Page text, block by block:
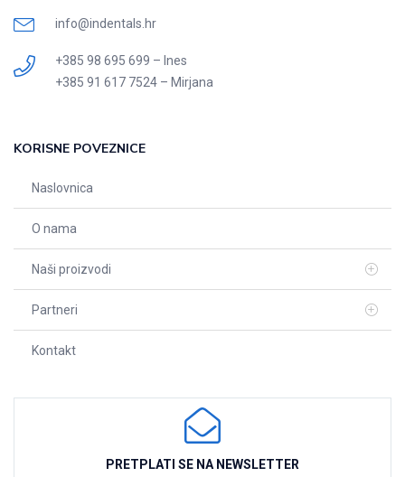
info@indentals.hr
+385 98 695 699 – Ines
+385 91 617 7524 – Mirjana
KORISNE POVEZNICE
Naslovnica
O nama
Naši proizvodi
Partneri
Kontakt
PRETPLATI SE NA NEWSLETTER